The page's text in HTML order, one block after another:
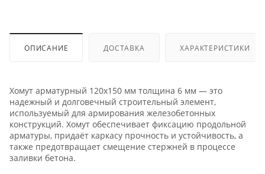
ОПИСАНИЕ ДОСТАВКА ХАРАКТЕРИСТИКИ
Хомут арматурный 120х150 мм толщина 6 мм — это
надежный и долговечный строительный элемент,
используемый для армирования железобетонных
конструкций. Хомут обеспечивает фиксацию продольной
арматуры, придаёт каркасу прочность и устойчивость, а
также предотвращает смещение стержней в процессе
заливки бетона.